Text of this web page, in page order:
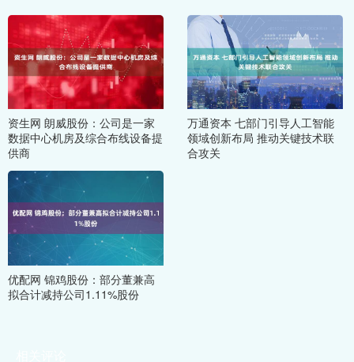
资生网 朗威股份：公司是一家
数据中心机房及综合布线设备提
供商
万通资本 七部门引导人工智能
领域创新布局 推动关键技术联
合攻关
优配网 锦鸡股份：部分董兼高
拟合计减持公司1.11%股份